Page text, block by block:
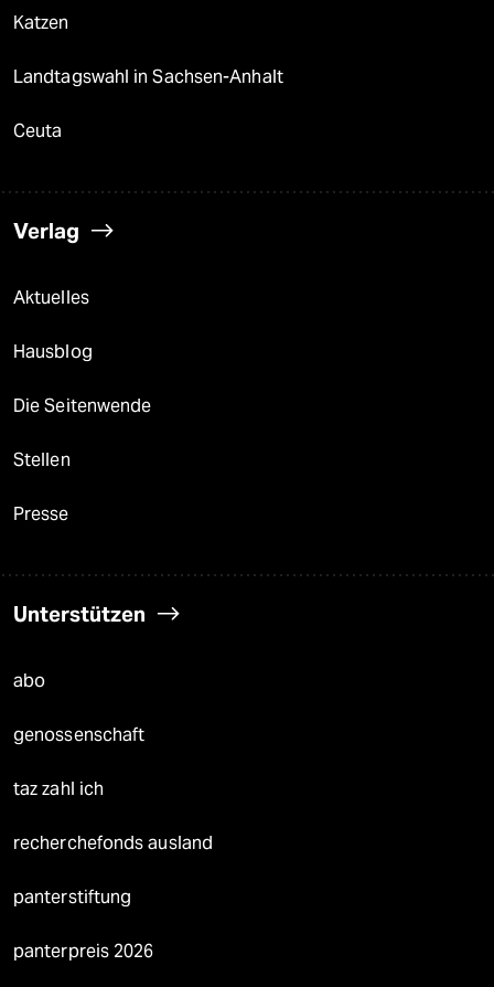
Katzen
Landtagswahl in Sachsen-Anhalt
Ceuta
Verlag
Aktuelles
Hausblog
Die Seitenwende
Stellen
Presse
Unterstützen
abo
genossenschaft
taz zahl ich
recherchefonds ausland
panterstiftung
panterpreis 2026